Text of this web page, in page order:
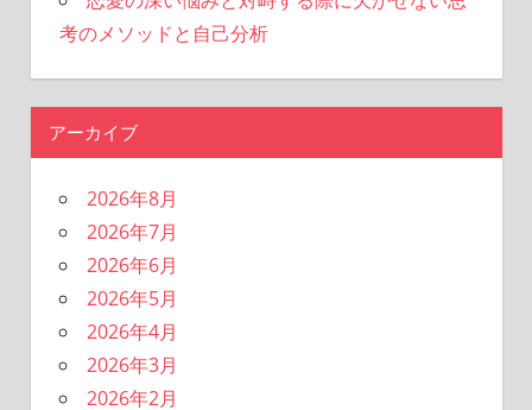
考のメソッドと自己分析
アーカイブ
2026年8月
2026年7月
2026年6月
2026年5月
2026年4月
2026年3月
2026年2月